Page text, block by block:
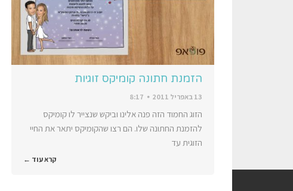
הזמנת חתונה קומיקס זוגיות
13 באפריל 2011 8:17
הזוג החמוד הזה פנה אלינו וביקש שנצייר לו קומיקס
להזמנת החתונה שלו. הם רצו שהקומיקס יתאר את החיי
הזוגית עד
קרא עוד ←